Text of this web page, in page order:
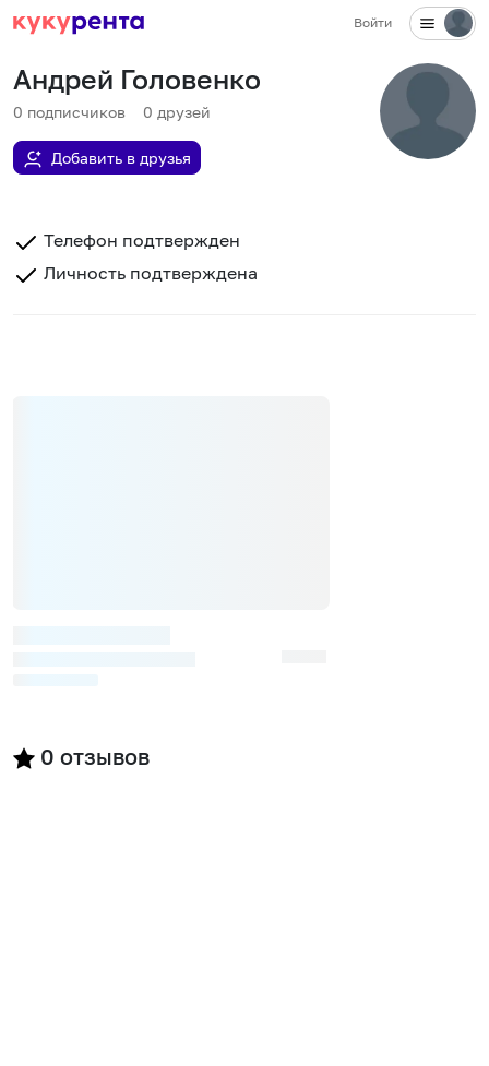
Войти
Андрей Головенко
0 подписчиков 0 друзей
Добавить в друзья
Телефон подтвержден
Личность подтверждена
0 отзывов